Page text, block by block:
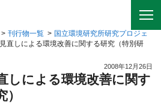
> 刊行物一覧 > 国立環境研究所研究プロジェ
直しによる環境改善に関する研究（特別研
2008年12月26日
しによる環境改善に関す